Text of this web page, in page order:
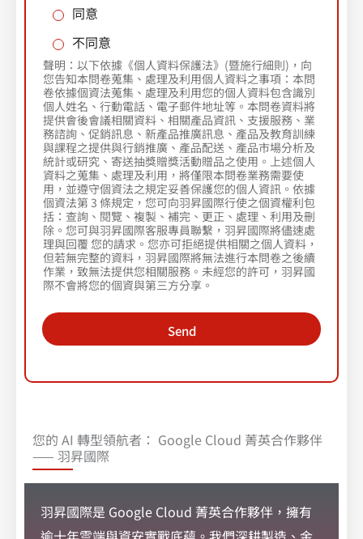
簡
訊
時
使
用
）
公
司
統
編
（
選
填
）
本
人
已
瞭
解
同
意
授
羽
問
卷
資
料
使
用
聲
同意
不同意
聲明：以下依據《個人資料保護法》(暨施行細則)，向
您告知本問卷蒐集、處理及利用個人資料之事項：本問
卷依據個資法蒐集、處理及利用您的個人資料包含識別
個人姓名、行動電話、電子郵件地址等。本問卷資料將
提供會後會議相關資料、相關產品資訊、支援服務、業
務諮詢、促銷訊息、新產品推廣訊息、產品及教育訓練
與課程之提供與行銷推廣、產品配送、產品市場分析及
統計或研究、寄送抽獎贈獎活動贈品之使用。上述個人
資料之蒐集、處理及利用，將僅限本問卷業務需要使
用，並遵守個資法之規定妥善保護您的個人資訊。依據
個資法第 3 條規定，您可向羽昇國際行使之個資權利包
括：查詢、閱覽、複製、補完、更正、處理、利用及刪
除。您可與羽昇國際客服專員聯繫，羽昇國際將儘速處
理與回覆 您的請求。您亦可拒絕提供相關之個人資料，
但若無完整的資料，羽昇國際將無法進行本問卷之後續
作業，致無法提供您相關服務。未經您的許可，羽昇國
際不會將您的個資與第三方分享。
Send
您的 AI 轉型領航者： Google Cloud 菁英合作夥伴
—— 羽昇國際
羽昇國際是 Google Cloud 菁英合作夥伴，擁有